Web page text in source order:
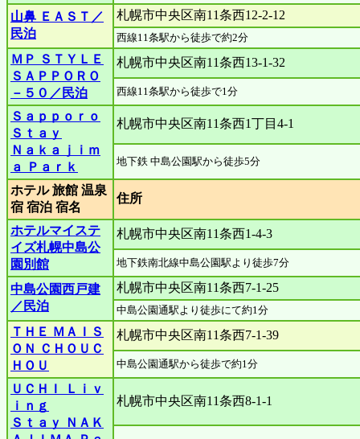
山鼻 ＥＡＳＴ／
民泊
札幌市中央区南11条西12-2-12
西線11条駅から徒歩で約2分
ＭＰ ＳＴＹＬＥ
ＳＡＰＰＯＲＯ
－５０／民泊
札幌市中央区南11条西13-1-32
西線11条駅から徒歩で1分
Ｓａｐｐｏｒｏ
Ｓｔａｙ
Ｎａｋａｊｉｍ
ａ Ｐａｒｋ
札幌市中央区南11条西1丁目4-1
地下鉄 中島公園駅から徒歩5分
ホテル 旅館 温泉
宿 宿泊 宿名
住所
ホテルマイステ
イズ札幌中島公
園別館
札幌市中央区南11条西1-4-3
地下鉄南北線中島公園駅より徒歩7分
中島公園西戸建
／民泊
札幌市中央区南11条西7-1-25
中島公園通駅より徒歩にて約1分
ＴＨＥ ＭＡＩＳ
ＯＮ ＣＨＯＵＣ
ＨＯＵ
札幌市中央区南11条西7-1-39
中島公園通駅から徒歩で約1分
ＵＣＨＩ Ｌｉｖ
ｉｎｇ
Ｓｔａｙ ＮＡＫ
札幌市中央区南11条西8-1-1